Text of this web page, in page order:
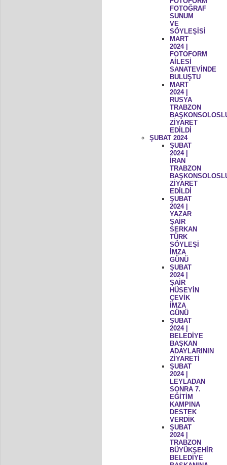
FOTOĞRAF
SUNUM
VE
SÖYLEŞİSİ
MART
2024 |
FOTOFORM
AİLESİ
SANATEVİNDE
BULUŞTU
MART
2024 |
RUSYA
TRABZON
ZİYARET
EDİLDİ
ŞUBAT 2024
ŞUBAT
2024 |
İRAN
TRABZON
ZİYARET
EDİLDİ
ŞUBAT
2024 |
YAZAR
ŞAİR
SERKAN
TÜRK
SÖYLEŞİ
İMZA
GÜNÜ
ŞUBAT
2024 |
ŞAİR
HÜSEYİN
ÇEVİK
İMZA
GÜNÜ
ŞUBAT
2024 |
BELEDİYE
BAŞKAN
ADAYLARININ
ZİYARETİ
ŞUBAT
2024 |
LEYLADAN
SONRA 7.
EĞİTİM
KAMPINA
DESTEK
VERDİK
ŞUBAT
2024 |
TRABZON
BÜYÜKŞEHİR
BELEDİYE